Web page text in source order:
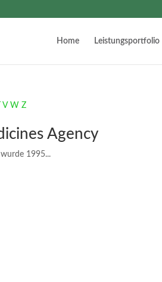
Home Leistungsportfolio
V W Z
Agency
1995...